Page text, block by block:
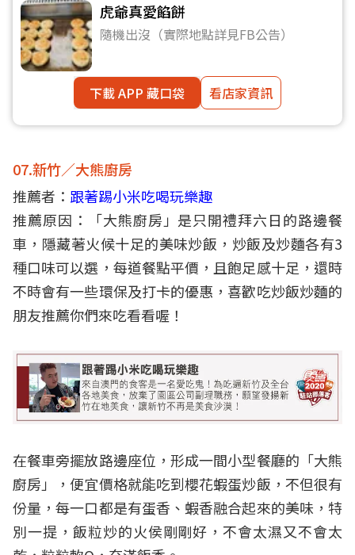
虎爺真愛餡餅
隨機出沒（實際地點詳見FB公告）
下載 APP 藏口袋 看店家資訊
07.新竹／大熊廚房
推薦者： 跟著踢小米吃喝玩樂趣
推薦原因：「大熊廚房」是只開禮拜六日的路邊餐
車，隱藏著火候十足的美味炒飯，炒飯及炒麵各有3
種口味可以選，每道餐點平價，且飽足感十足，還時
不時會有一些環保及打卡的優惠，喜歡吃炒飯炒麵的
朋友推薦你們來吃看看喔！
在餐車旁擺放路邊座位，形成一間小型餐廳的「大熊
廚房」，便宜價格就能吃到櫻花蝦蛋炒飯，不但很有
份量，每一口都是有蛋香、蝦香融合起來的美味，特
別一提，飯粒炒的火侯剛剛好，不會太濕又不會太